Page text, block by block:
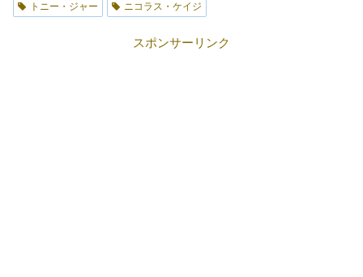
トニー・ジャー
ニコラス・ケイジ
スポンサーリンク